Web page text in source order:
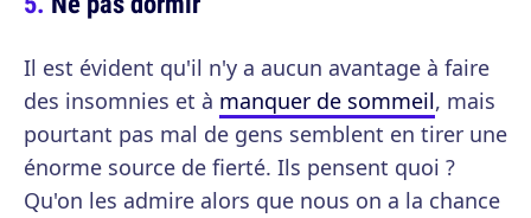
Il est évident qu'il n'y a aucun avantage à faire
des insomnies et à manquer de sommeil, mais
pourtant pas mal de gens semblent en tirer une
énorme source de fierté. Ils pensent quoi ?
Qu'on les admire alors que nous on a la chance